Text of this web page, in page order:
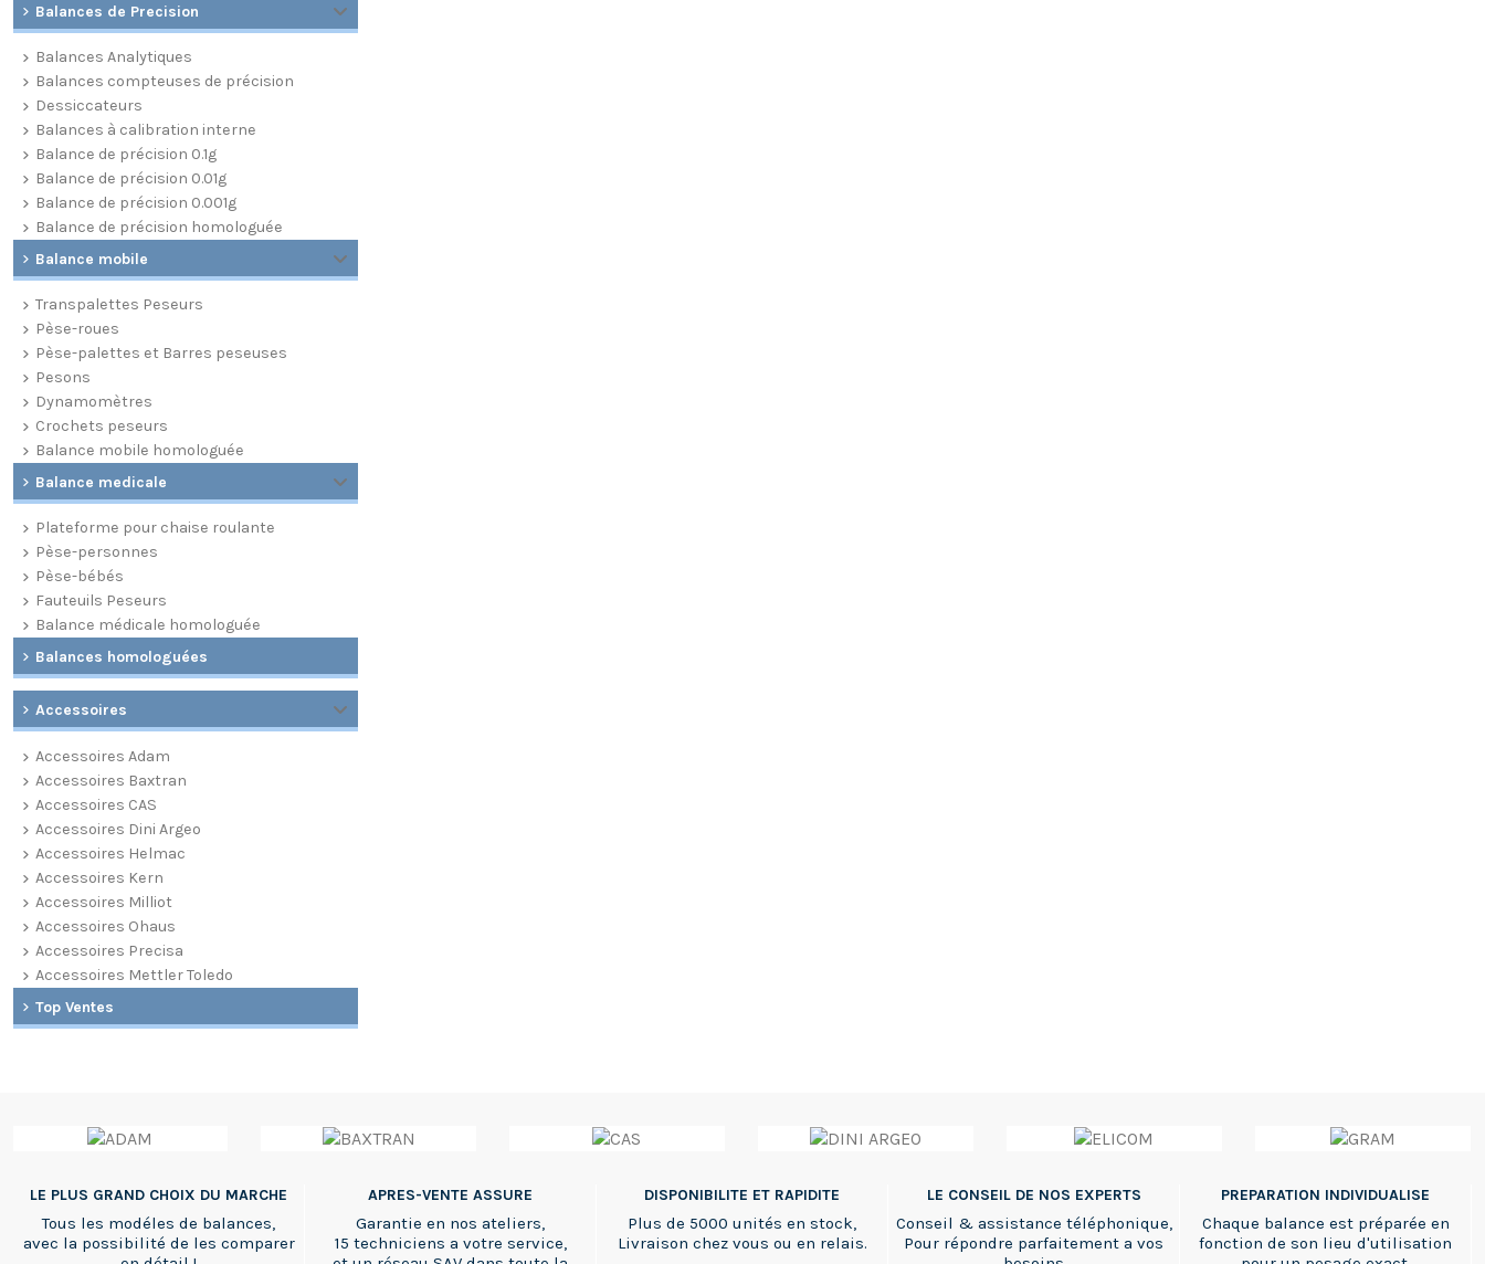
Balances de Precision
Balances Analytiques
Balances compteuses de précision
Dessiccateurs
Balances à calibration interne
Balance de précision 0.1g
Balance de précision 0.01g
Balance de précision 0.001g
Balance de précision homologuée
Balance mobile
Transpalettes Peseurs
Pèse-roues
Pèse-palettes et Barres peseuses
Pesons
Dynamomètres
Crochets peseurs
Balance mobile homologuée
Balance medicale
Plateforme pour chaise roulante
Pèse-personnes
Pèse-bébés
Fauteuils Peseurs
Balance médicale homologuée
Balances homologuées
Accessoires
Accessoires Adam
Accessoires Baxtran
Accessoires CAS
Accessoires Dini Argeo
Accessoires Helmac
Accessoires Kern
Accessoires Milliot
Accessoires Ohaus
Accessoires Precisa
Accessoires Mettler Toledo
Top Ventes
LE PLUS GRAND CHOIX DU MARCHE
Tous les modéles de balances,
avec la possibilité de les comparer
APRES-VENTE ASSURE
Garantie en nos ateliers,
15 techniciens a votre service,
DISPONIBILITE ET RAPIDITE
Plus de 5000 unités en stock,
Livraison chez vous ou en relais.
LE CONSEIL DE NOS EXPERTS
Conseil & assistance téléphonique,
Pour répondre parfaitement a vos
PREPARATION INDIVIDUALISE
Chaque balance est préparée en
fonction de son lieu d'utilisation